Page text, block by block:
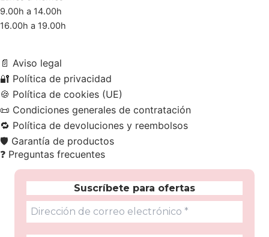
9.00h a 14.00h
16.00h a 19.00h
📄 Aviso legal
🔐 Política de privacidad
🍪 Política de cookies (UE)
📜 Condiciones generales de contratación
🔁 Política de devoluciones y reembolsos
🛡️ Garantía de productos
❓ Preguntas frecuentes
Suscríbete para ofertas